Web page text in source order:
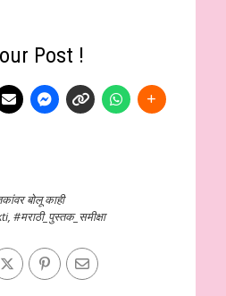
Post !
बोलू काही
,#मराठी_पुस्तक_समीक्षा